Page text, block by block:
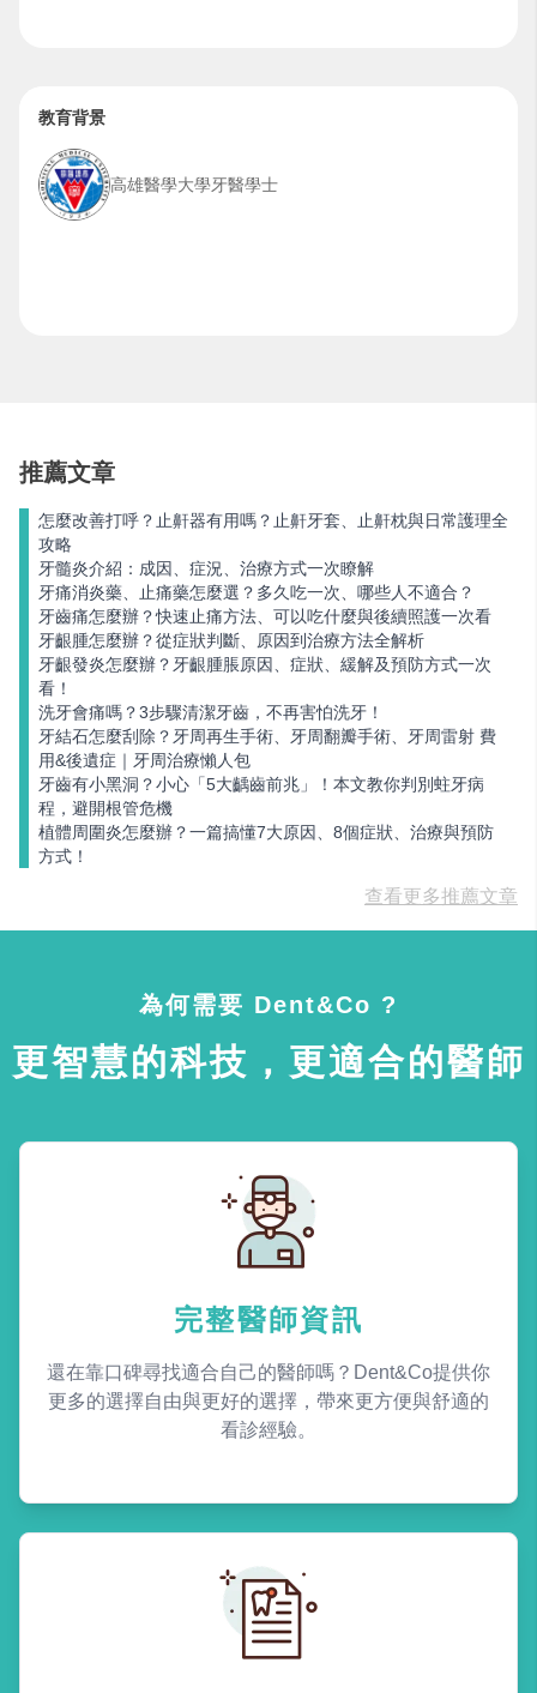
教育背景
高雄醫學大學牙醫學士
推薦文章
怎麼改善打呼？止鼾器有用嗎？止鼾牙套、止鼾枕與日常護理全
攻略
牙髓炎介紹：成因、症況、治療方式一次瞭解
牙痛消炎藥、止痛藥怎麼選？多久吃一次、哪些人不適合？
牙齒痛怎麼辦？快速止痛方法、可以吃什麼與後續照護一次看
牙齦腫怎麼辦？從症狀判斷、原因到治療方法全解析
牙齦發炎怎麼辦？牙齦腫脹原因、症狀、緩解及預防方式一次
看！
洗牙會痛嗎？3步驟清潔牙齒，不再害怕洗牙！
牙結石怎麼刮除？牙周再生手術、牙周翻瓣手術、牙周雷射 費
用&後遺症｜牙周治療懶人包
牙齒有小黑洞？小心「5大齲齒前兆」！本文教你判別蛀牙病
程，避開根管危機
植體周圍炎怎麼辦？一篇搞懂7大原因、8個症狀、治療與預防
方式！
查看更多推薦文章
為何需要 Dent&Co ?
更智慧的科技，更適合的醫師
完整醫師資訊
還在靠口碑尋找適合自己的醫師嗎？Dent&Co提供你
更多的選擇自由與更好的選擇，帶來更方便與舒適的
看診經驗。